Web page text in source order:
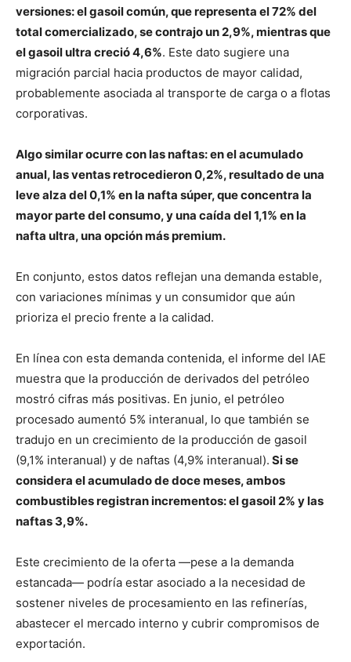
versiones: el gasoil común, que representa el 72% del
total comercializado, se contrajo un 2,9%, mientras que
el gasoil ultra creció 4,6%. Este dato sugiere una
migración parcial hacia productos de mayor calidad,
probablemente asociada al transporte de carga o a flotas
corporativas.
Algo similar ocurre con las naftas: en el acumulado
anual, las ventas retrocedieron 0,2%, resultado de una
leve alza del 0,1% en la nafta súper, que concentra la
mayor parte del consumo, y una caída del 1,1% en la
nafta ultra, una opción más premium.
En conjunto, estos datos reflejan una demanda estable,
con variaciones mínimas y un consumidor que aún
prioriza el precio frente a la calidad.
En línea con esta demanda contenida, el informe del IAE
muestra que la producción de derivados del petróleo
mostró cifras más positivas. En junio, el petróleo
procesado aumentó 5% interanual, lo que también se
tradujo en un crecimiento de la producción de gasoil
(9,1% interanual) y de naftas (4,9% interanual). Si se
considera el acumulado de doce meses, ambos
combustibles registran incrementos: el gasoil 2% y las
naftas 3,9%.
Este crecimiento de la oferta —pese a la demanda
estancada— podría estar asociado a la necesidad de
sostener niveles de procesamiento en las refinerías,
abastecer el mercado interno y cubrir compromisos de
exportación.